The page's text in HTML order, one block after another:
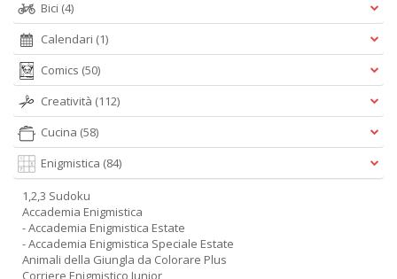
Bici (4)
Calendari (1)
Comics (50)
Creatività (112)
Cucina (58)
Enigmistica (84)
1,2,3 Sudoku
Accademia Enigmistica
- Accademia Enigmistica Estate
- Accademia Enigmistica Speciale Estate
Animali della Giungla da Colorare Plus
Corriere Enigmistico Junior